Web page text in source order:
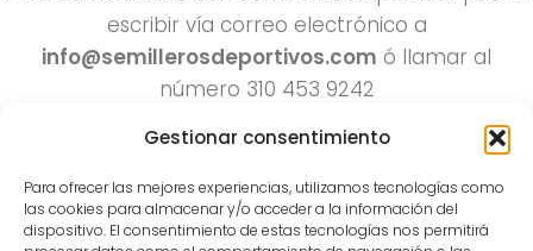
Gestionar consentimiento
Para ofrecer las mejores experiencias, utilizamos tecnologías como
las cookies para almacenar y/o acceder a la información del
dispositivo. El consentimiento de estas tecnologías nos permitirá
escribir vía correo electrónico a
info@semillerosdeportivos.com ó llamar al
número 310 453 9242